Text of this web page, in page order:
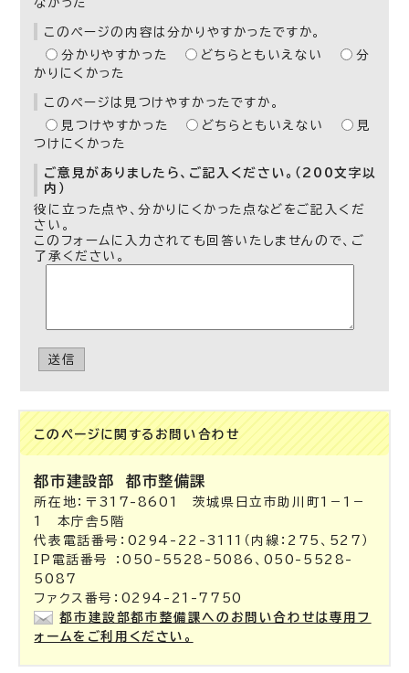
このページの内容は分かりやすかったですか。
分かりやすかった
どちらともいえない
分
かりにくかった
このページは見つけやすかったですか。
見つけやすかった
どちらともいえない
見
つけにくかった
ご意見がありましたら、ご記入ください。（200文字以
内）
役に立った点や、分かりにくかった点などをご記入くだ
さい。
このフォームに入力されても回答いたしませんので、ご
了承ください。
送信
このページに関する お問い合わせ
都市建設部都市整備課
所在地：〒317-8601 茨城県日立市助川町1－1－
1 本庁舎5階
代表電話番号：0294-22-3111（内線：275、527）
IP電話番号 ：050-5528-5086、050-5528-
5087
ファクス番号：0294-21-7750
都市建設部都市整備課へのお問い合わせは専用フ
ォームをご利用ください。